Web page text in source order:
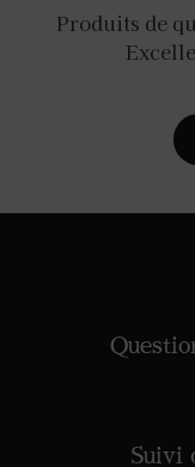
Produits de
Suivi